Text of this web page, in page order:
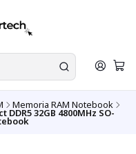
Memoria RAM Notebook
32GB 4800MHz SO-